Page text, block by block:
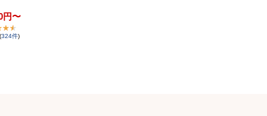
円〜
(324件)